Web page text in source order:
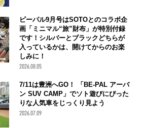
ビーパル9月号はSOTOとのコラボ企
画「ミニマル“旅”財布」が特別付録
です！シルバーとブラックどちらが
入っているかは、開けてからのお楽
しみに！
2026.08.05
7/11は豊洲へGO！ 「BE-PAL アーバ
ン SUV CAMP」でソト遊びにぴった
りな人気車をじっくり見よう
2026.07.09